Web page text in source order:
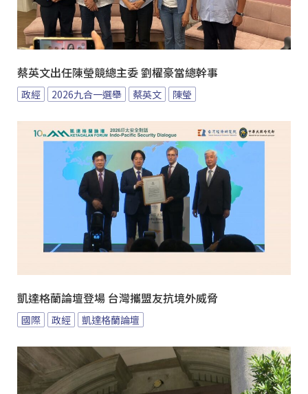
蔡英文出任陳瑩競總主委 劉櫂豪當總幹事
政經 2026九合一選舉 蔡英文 陳瑩
凱達格蘭論壇登場 台灣攜盟友抗境外威脅
國際 政經 凱達格蘭論壇